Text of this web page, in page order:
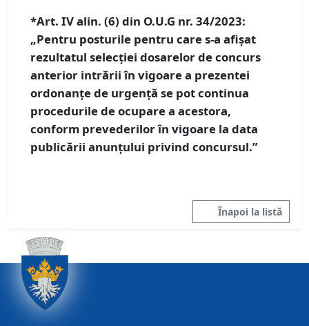
*Art. IV alin. (6) din O.U.G nr. 34/2023:
„Pentru posturile pentru care s-a afișat
rezultatul selecției dosarelor de concurs
anterior intrării în vigoare a prezentei
ordonanțe de urgență se pot continua
procedurile de ocupare a acestora,
conform prevederilor în vigoare la data
publicării anunțului privind concursul.”
Înapoi la listă